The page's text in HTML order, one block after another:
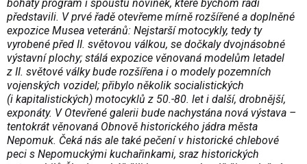
bohatý program i spoustu novinek, které bychom rádi
představili. V prvé řadě otevřeme mírně rozšířené a doplněné
expozice Musea veteránů: Nejstarší motocykly, tedy ty
vyrobené před II. světovou válkou, se dočkaly dvojnásobné
výstavní plochy; stálá expozice věnovaná modelům letadel
z II. světové války bude rozšířena i o modely pozemních
vojenských vozidel; přibylo několik socialistických
(i kapitalistic­kých) motocyklů z 50.-80. let i další, drobnější,
exponáty. V Otevřené galerii bude nachystána nová výstava –
tentokrát věnovaná Obnově historického jádra města
Nepomuk. Čeká nás ale také pečení v historické chlebové
peci s Nepomuckými kuchařinkami, sraz historických